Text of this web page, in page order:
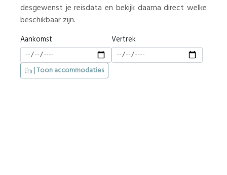
desgewenst je reisdata en bekijk daarna direct welke
beschikbaar zijn.
Aankomst Vertrek
| Toon accommodaties